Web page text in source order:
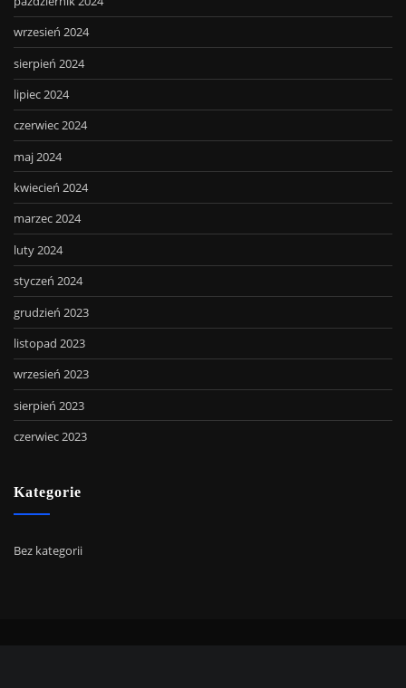
wrzesień 2024
sierpień 2024
lipiec 2024
czerwiec 2024
maj 2024
kwiecień 2024
marzec 2024
luty 2024
styczeń 2024
grudzień 2023
listopad 2023
wrzesień 2023
sierpień 2023
czerwiec 2023
Kategorie
Bez kategorii